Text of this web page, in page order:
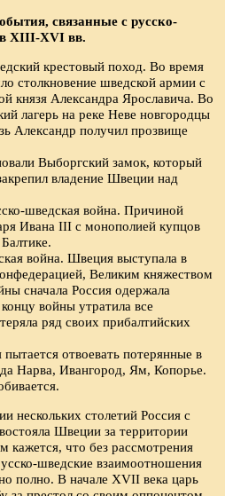
связанные с русско-
XIII-XVI вв.
крестовый поход. Во время
столкновение шведской армии с
князя Александра Ярославича. Во
лагерь на реке Неве новгородцы
Александр получил прозвище
Выборгский замок, который
владение Швеции над
шведская война. Причиной
Ивана III с монополией купцов
война. Швеция выступала в
Великим княжеством
сначала Россия одержала
войны утратила все
ряд своих прибалтийских
отвоевать потерянные в
Нарва, Ивангород, Ям, Копорье.
нескольких столетий Россия с
Швеции за территории
кажется, что без рассмотрения
шведские взаимоотношения
полно. В начале XVII века царь